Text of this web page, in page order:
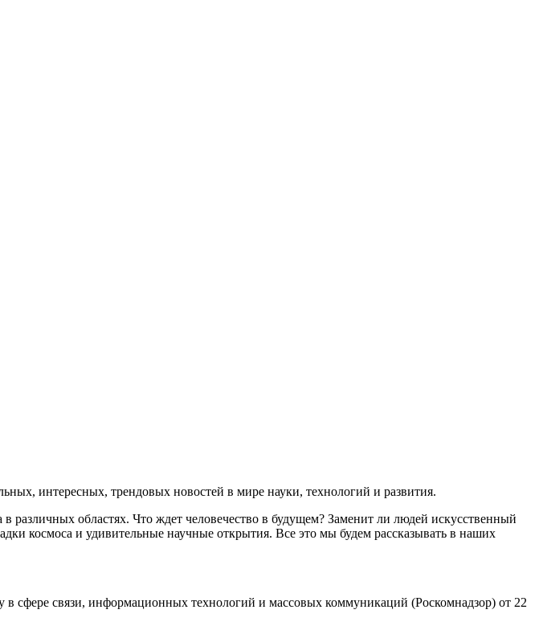
интересных, трендовых новостей в мире науки, технологий и развития.
областях. Что ждет человечество в будущем? Заменит ли людей искусственный
космоса и удивительные научные открытия. Все это мы будем рассказывать в наших
связи, информационных технологий и массовых коммуникаций (Роскомнадзор) от 22